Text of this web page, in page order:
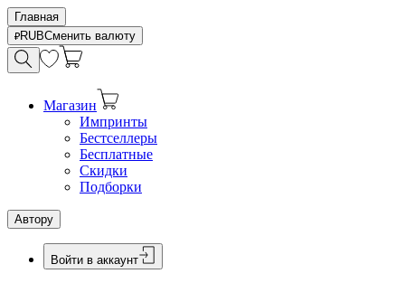
Главная
RUBСменить валюту
Магазин
Импринты
Бестселлеры
Бесплатные
Скидки
Подборки
Автору
Войти в аккаунт